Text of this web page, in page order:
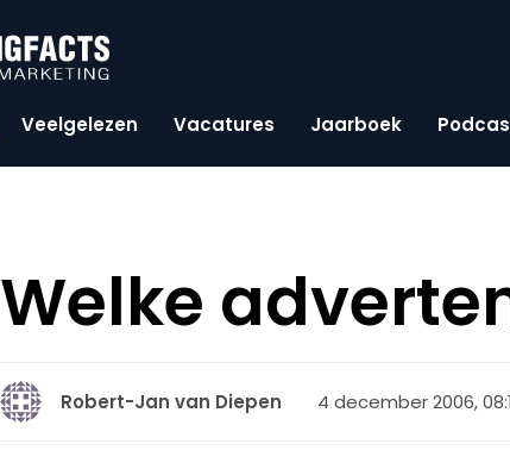
Veelgelezen Vacatures Jaarboek
Welke
Robert-Jan van Diepen 4 december 2006,